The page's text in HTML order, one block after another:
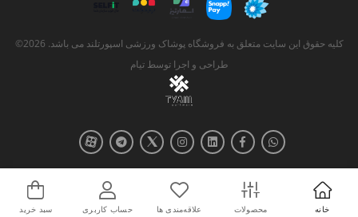
کلیه حقوق این سایت متعلق به فروشگاه پوشاک ورزشی اسپورتلند می باشد. 2026©
طراحی و اجرا توسطتیام
خانه محصولات علاقه‌مندی ها حساب کاربری سبد خرید